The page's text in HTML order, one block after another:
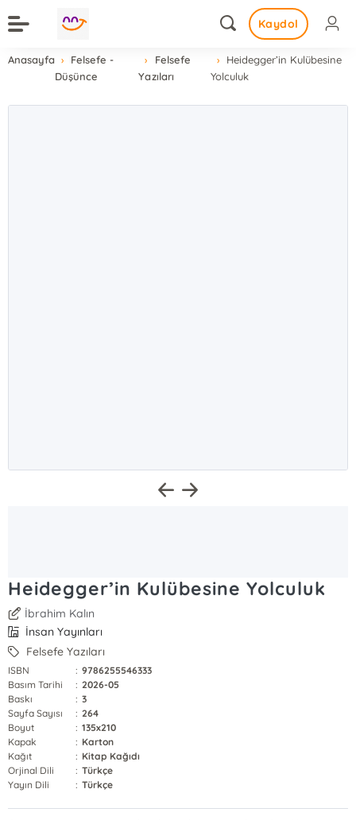
Kaydol
Anasayfa
Felsefe -
Düşünce
Felsefe
Yazıları
Heidegger’in Kulübesine
Yolculuk
Heidegger’in Kulübesine Yolculuk
İbrahim Kalın
İnsan Yayınları
Felsefe Yazıları
ISBN : 9786255546333
Basım Tarihi
: 2026-05
Baskı
: 3
Sayfa Sayısı
: 264
Boyut
: 135x210
Kapak
: Karton
Kağıt
: Kitap Kağıdı
Orjinal Dili
: Türkçe
Yayın Dili
: Türkçe